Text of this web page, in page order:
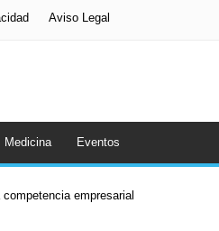
Aviso Legal
Medicina Eventos
empresarial